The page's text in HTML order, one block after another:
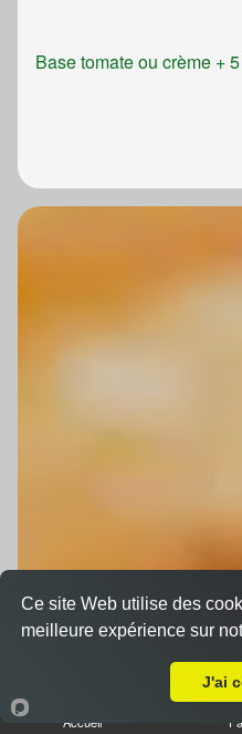
Base tomate ou crème +
Accueil
Ce site Web utilise des
meilleure expérience sur
J'ai